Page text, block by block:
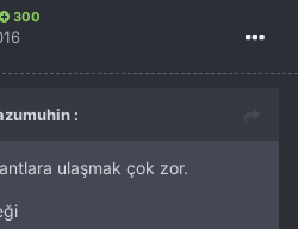
300
:
ulaşmak çok zor.